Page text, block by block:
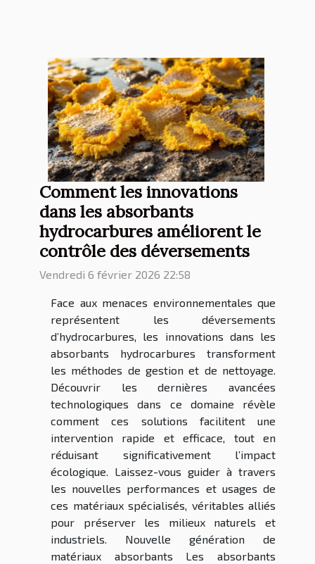
Comment les innovations
dans les absorbants
hydrocarbures améliorent le
contrôle des déversements
Vendredi 6 février 2026 22:58
Face aux menaces environnementales que
représentent les déversements
d’hydrocarbures, les innovations dans les
absorbants hydrocarbures transforment
les méthodes de gestion et de nettoyage.
Découvrir les dernières avancées
technologiques dans ce domaine révèle
comment ces solutions facilitent une
intervention rapide et efficace, tout en
réduisant significativement l’impact
écologique. Laissez-vous guider à travers
les nouvelles performances et usages de
ces matériaux spécialisés, véritables alliés
pour préserver les milieux naturels et
industriels. Nouvelle génération de
matériaux absorbants Les absorbants